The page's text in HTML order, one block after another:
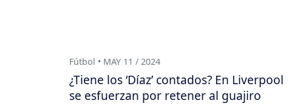
Fútbol • MAY 11 / 2024
¿Tiene los ‘Díaz’ contados? En Liverpool
se esfuerzan por retener al guajiro